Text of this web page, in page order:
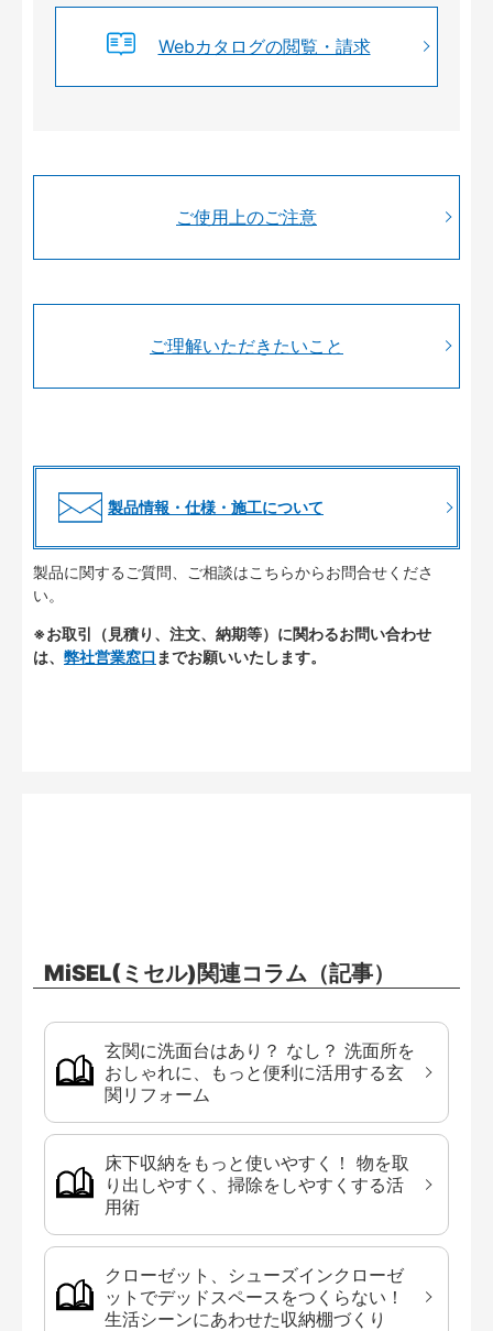
Webカタログの閲覧・請求
ご使用上のご注意
ご理解いただきたいこと
製品情報・仕様・施工について
製品に関するご質問、ご相談はこちらからお問合せくださ
い。
※お取引（見積り、注文、納期等）に関わるお問い合わせ
は、 弊社営業窓口 までお願いいたします。
MiSEL(ミセル)関連コラム（記事）
玄関に洗面台はあり？ なし？ 洗面所を
おしゃれに、もっと便利に活用する玄
関リフォーム
床下収納をもっと使いやすく！ 物を取
り出しやすく、掃除をしやすくする活
用術
クローゼット、シューズインクローゼ
ットでデッドスペースをつくらない！
生活シーンにあわせた収納棚づくり